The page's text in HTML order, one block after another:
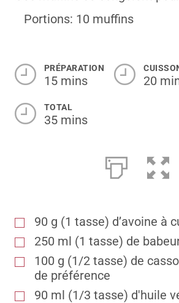
Portions: 10 muffins
PRÉPARATION
15 mins 20
TOTAL
35 mins
90 g (1 tasse) d’avoine à
250 ml (1 tasse) de
100 g (1/2 tasse) de
de préférence
90 ml (1/3 tasse) d'huile